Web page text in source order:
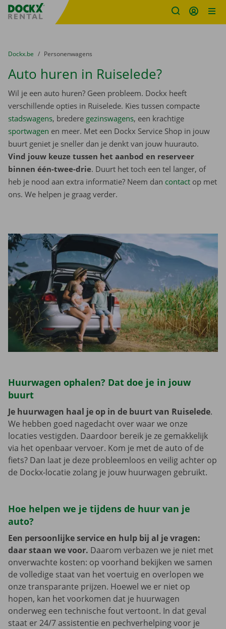
Fratello DEMO
U bevindt zich hier:
van
Dockx.be naar
Personenwagens
Auto huren in Ruiselede?
Wil je een auto huren? Geen probleem. Dockx heeft
verschillende opties in Ruiselede. Kies tussen compacte
stadswagens, bredere gezinswagens, een krachtige
sportwagen en meer. Met een Dockx Service Shop in jouw
buurt geniet je sneller dan je denkt van jouw huurauto.
Vind jouw keuze tussen het aanbod en reserveer
binnen één-twee-drie. Duurt het toch een tel langer, of
heb je nood aan extra informatie? Neem dan contact op met
ons. We helpen je graag verder.
Huurwagen ophalen? Dat doe je in jouw
buurt
Je huurwagen haal je op in de buurt van Ruiselede.
We hebben goed nagedacht over waar we onze
locaties vestigden. Daardoor bereik je ze gemakkelijk
via het openbaar vervoer. Kom je met de auto of de
fiets? Dan laat je deze probleemloos en veilig achter op
de Dockx-locatie zolang je jouw huurwagen gebruikt.
Hoe helpen we je tijdens de huur van je
auto?
Een persoonlijke service en hulp bij al je vragen:
daar staan we voor. Daarom verbazen we je niet met
onverwachte kosten: op voorhand bekijken we samen
de volledige staat van het voertuig en overlopen we
onze transparante prijzen. Hoewel we er niet op
hopen, kan het voorkomen dat je huurwagen
onderweg een technische fout vertoont. In dat geval
staat er 24/7 assistentie en pechverhelping voor je